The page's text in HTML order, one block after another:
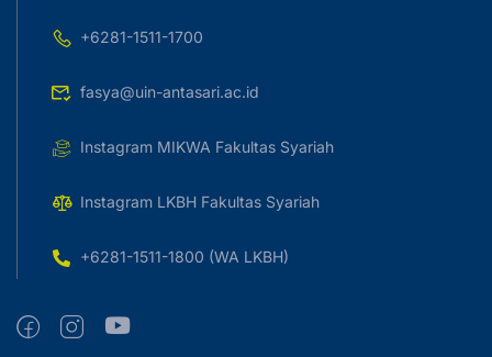
+6281-1511-1700
fasya@uin-antasari.ac.id
Instagram MIKWA Fakultas Syariah
Instagram LKBH Fakultas Syariah
+6281-1511-1800 (WA LKBH)